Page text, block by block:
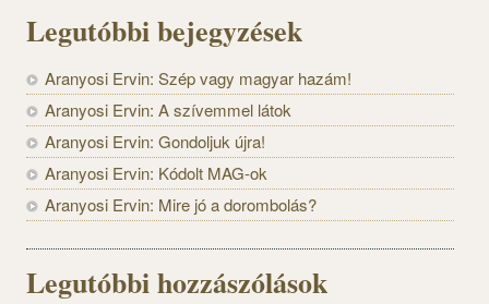
Legutóbbi bejegyzések
Aranyosi Ervin: Szép vagy magyar hazám!
Aranyosi Ervin: A szívemmel látok
Aranyosi Ervin: Gondoljuk újra!
Aranyosi Ervin: Kódolt MAG-ok
Aranyosi Ervin: Mire jó a dorombolás?
Legutóbbi hozzászólások